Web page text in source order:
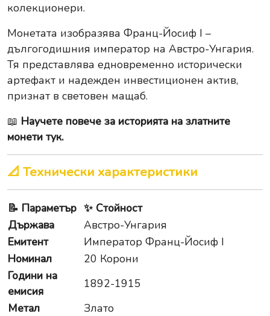
колекционери.
Монетата изобразява Франц-Йосиф I –
дългогодишния император на Австро-Унгария.
Тя представлява едновременно исторически
артефакт и надежден инвестиционен актив,
признат в световен мащаб.
📖 Научете повече за историята на златните
монети тук.
📐 Технически характеристики
📝 Параметър ✨ Стойност
Държава
Австро-Унгария
Емитент
Император Франц-Йосиф I
Номинал
20 Корони
Години на
емисия
1892-1915
Метал
Злато